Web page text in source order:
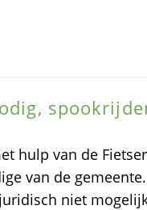
hulp van de
van de
niet